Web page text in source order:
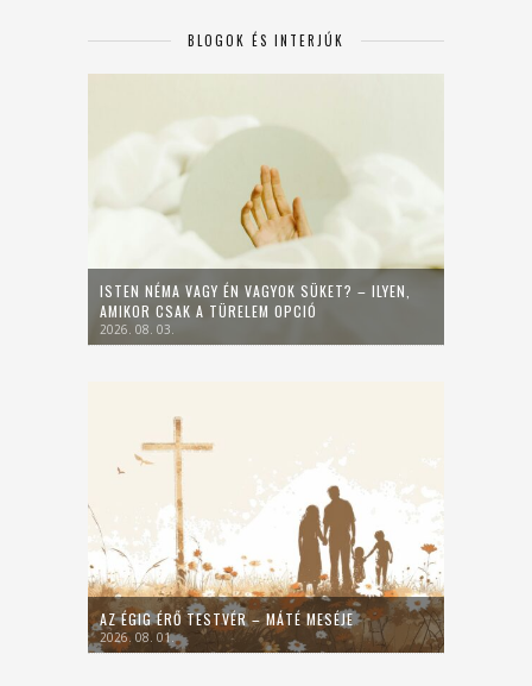
BLOGOK ÉS INTERJÚK
ISTEN NÉMA VAGY ÉN VAGYOK SÜKET? – ILYEN,
AMIKOR CSAK A TÜRELEM OPCIÓ
2026. 08. 03.
AZ ÉGIG ÉRŐ TESTVÉR – MÁTÉ MESÉJE
2026. 08. 01.